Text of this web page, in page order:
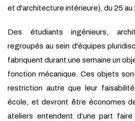
et d'architecture intérieure), du 25 au
Des étudiants ingénieurs,
regroupés au sein d'équipes
fabriquent durant une semaine un
fonction mécanique. Ces objets
restriction autre que leur
école, et devront être économes
ateliers entendent d’une part